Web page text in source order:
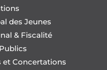
des Jeunes
& Fiscalité
et Concertations